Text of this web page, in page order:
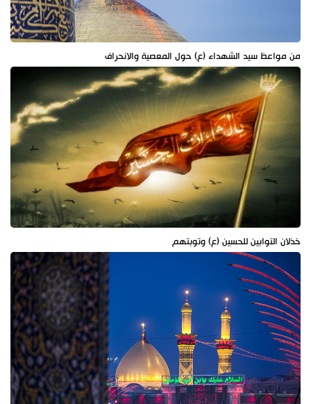
من مواعظ سيد الشهداء (ع) حول المعصية والانحراف
خذلان التوابين للحسين (ع) وتوبتهم